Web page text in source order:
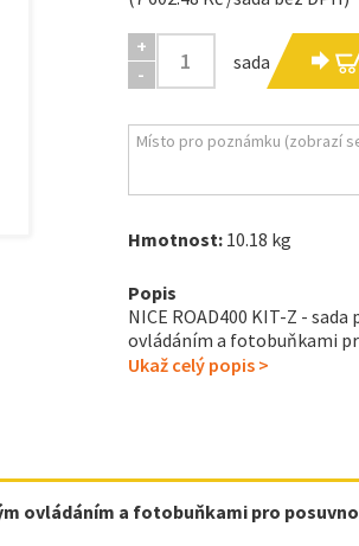
+
-
sada
Hmotnost:10.18 kg
Popis
NICE ROAD400 KIT-Z -
ovládáním a fotobuňkami
Ukaž celý popis >
ovládáním a fotobuňkami pro